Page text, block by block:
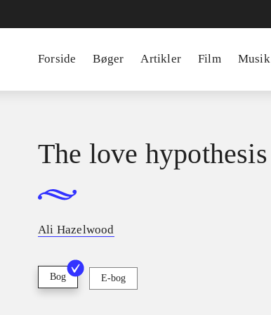
Forside Bøger Artikler Film Musik
The love hypothesis
Ali Hazelwood
Bog E-bog